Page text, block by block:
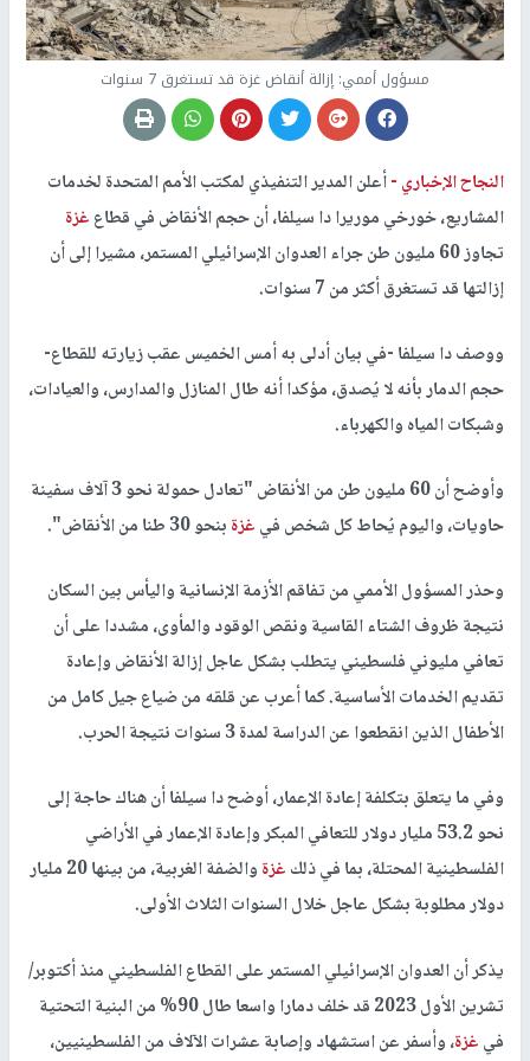
مسؤول أممي: إزالة أنقاض غزة قد تستغرق 7 سنوات
النجاح الإخباري -أعلن المدير التنفيذي لمكتب الأمم المتحدة لخدمات
المشاريع، خورخي موريرا دا سيلفا، أن حجم الأنقاض في قطاعغزة
تجاوز 60 مليون طن جراء العدوان الإسرائيلي المستمر، مشيرا إلى أن
إزالتها قد تستغرق أكثر من 7 سنوات.
ووصف دا سيلفا -في بيان أدلى به أمس الخميس عقب زيارته للقطاع-
حجم الدمار بأنه لا يُصدق، مؤكدا أنه طال المنازل والمدارس، والعيادات،
وشبكات المياه والكهرباء.
وأوضح أن 60 مليون طن من الأنقاض "تعادل حمولة نحو 3 آلاف سفينة
حاويات، واليوم يُحاط كل شخص فيغزةبنحو 30 طنا من الأنقاض".
وحذر المسؤول الأممي من تفاقم الأزمة الإنسانية واليأس بين السكان
نتيجة ظروف الشتاء القاسية ونقص الوقود والمأوى، مشددا على أن
تعافي مليوني فلسطيني يتطلب بشكل عاجل إزالة الأنقاض وإعادة
تقديم الخدمات الأساسية. كما أعرب عن قلقه من ضياع جيل كامل من
الأطفال الذين انقطعوا عن الدراسة لمدة 3 سنوات نتيجة الحرب.
وفي ما يتعلق بتكلفة إعادة الإعمار، أوضح دا سيلفا أن هناك حاجة إلى
نحو 53.2 مليار دولار للتعافي المبكر وإعادة الإعمار في الأراضي
الفلسطينية المحتلة، بما في ذلكغزة
والضفة الغربية، من بينها 20 مليار
دولار مطلوبة بشكل عاجل خلال السنوات الثلاث الأولى.
يذكر أن العدوان الإسرائيلي المستمر على القطاع الفلسطيني منذ أكتوبر/
تشرين الأول 2023 قد خلف دمارا واسعا طال 90% من البنية التحتية
فيغزة، وأسفر عن استشهاد وإصابة عشرات الآلاف من الفلسطينيين،